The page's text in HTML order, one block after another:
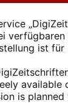
verfügbaren
ist
available
is